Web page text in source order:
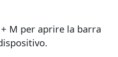
+ M per aprire la barra